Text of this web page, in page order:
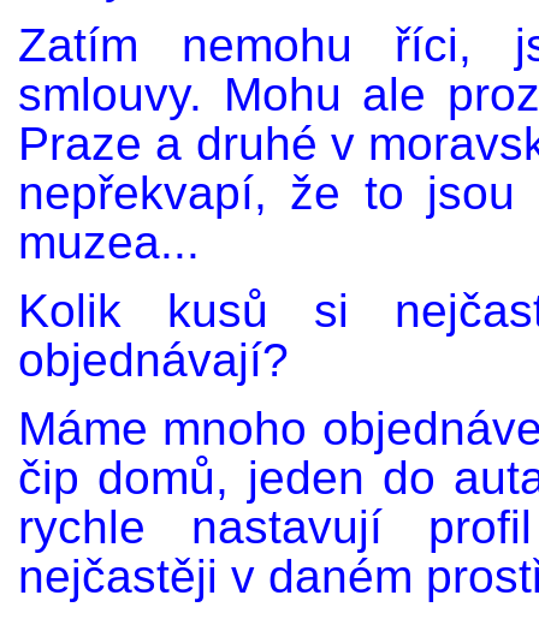
Zatím nemohu říci,
smlouvy. Mohu ale
Praze a druhé v
nepřekvapí, že to jsou
muzea...
Kolik kusů si
objednávají?
Máme mnoho
čip domů, jeden do
rychle nastavují
nejčastěji v daném